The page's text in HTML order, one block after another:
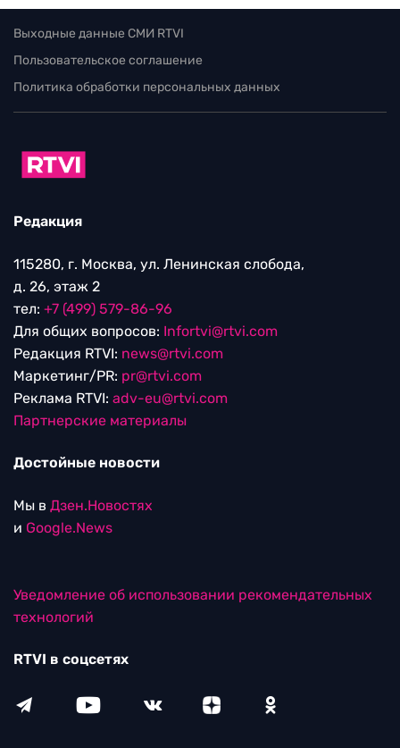
Выходные данные СМИ RTVI
Пользовательское соглашение
Политика обработки персональных данных
Редакция
115280, г. Москва, ул. Ленинская слобода,
д. 26, этаж 2
тел: +7 (499) 579-86-96
Для общих вопросов: Infortvi@rtvi.com
Редакция RTVI: news@rtvi.com
Маркетинг/PR: pr@rtvi.com
Реклама RTVI: adv-eu@rtvi.com
Партнерские материалы
Достойные новости
Мы в Дзен.Новостях
и Google.News
Уведомление об использовании рекомендательных
технологий
RTVI в соцсетях